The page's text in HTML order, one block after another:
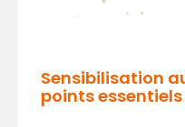
Sensibilisation
points essentiels